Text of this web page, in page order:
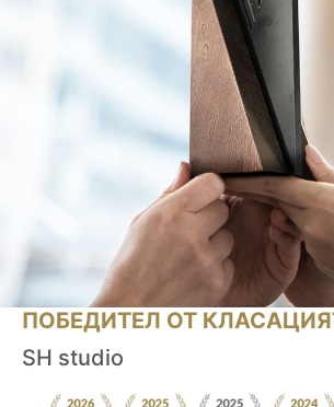
ПОБЕДИТЕЛ ОТ
SH studio